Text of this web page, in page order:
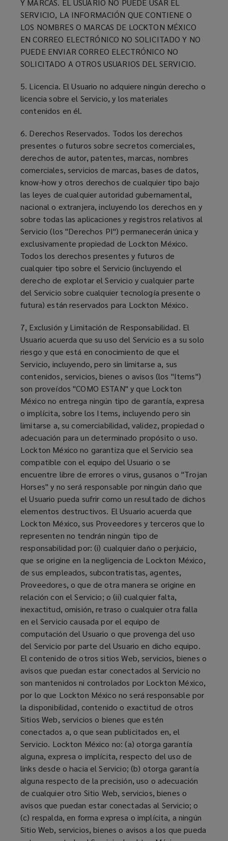
Y MARCAS. EL USUARIO NO PUEDE USAR EL
SERVICIO, LA INFORMACIÓN QUE CONTIENE O
LOS NOMBRES O MARCAS DE LOCKTON MÉXICO
EN CORREO ELECTRÓNICO NO SOLICITADO Y NO
PUEDE ENVIAR CORREO ELECTRÓNICO NO
SOLICITADO A OTROS USUARIOS DEL SERVICIO.
5. Licencia. El Usuario no adquiere ningún derecho o
licencia sobre el Servicio, y los materiales
contenidos en él.
6. Derechos Reservados. Todos los derechos
presentes o futuros sobre secretos comerciales,
derechos de autor, patentes, marcas, nombres
comerciales, servicios de marcas, bases de datos,
know-how y otros derechos de cualquier tipo bajo
las leyes de cualquier autoridad gubernamental,
nacional o extranjera, incluyendo los derechos en y
sobre todas las aplicaciones y registros relativos al
Servicio (los "Derechos PI") permanecerán única y
exclusivamente propiedad de Lockton México.
Todos los derechos presentes y futuros de
cualquier tipo sobre el Servicio (incluyendo el
derecho de explotar el Servicio y cualquier parte
del Servicio sobre cualquier tecnología presente o
futura) están reservados para Lockton México.
7, Exclusión y Limitación de Responsabilidad. El
Usuario acuerda que su uso del Servicio es a su solo
riesgo y que está en conocimiento de que el
Servicio, incluyendo, pero sin limitarse a, sus
contenidos, servicios, bienes o avisos (los "Items")
son proveídos "COMO ESTAN" y que Lockton
México no entrega ningún tipo de garantía, expresa
o implícita, sobre los Items, incluyendo pero sin
limitarse a, su comerciabilidad, validez, propiedad o
adecuación para un determinado propósito o uso.
Lockton México no garantiza que el Servicio sea
compatible con el equipo del Usuario o se
encuentre libre de errores o virus, gusanos o "Trojan
Horses" y no será responsable por ningún daño que
el Usuario pueda sufrir como un resultado de dichos
elementos destructivos. El Usuario acuerda que
Lockton México, sus Proveedores y terceros que lo
representen no tendrán ningún tipo de
responsabilidad por: (i) cualquier daño o perjuicio,
que se origine en la negligencia de Lockton México,
de sus empleados, subcontratistas, agentes,
Proveedores, o que de otra manera se origine en
relación con el Servicio; o (ii) cualquier falta,
inexactitud, omisión, retraso o cualquier otra falla
en el Servicio causada por el equipo de
computación del Usuario o que provenga del uso
del Servicio por parte del Usuario en dicho equipo.
El contenido de otros sitios Web, servicios, bienes o
avisos que puedan estar conectados al Servicio no
son mantenidos ni controlados por Lockton México,
por lo que Lockton México no será responsable por
la disponibilidad, contenido o exactitud de otros
Sitios Web, servicios o bienes que estén
conectados a, o que sean publicitados en, el
Servicio. Lockton México no: (a) otorga garantía
alguna, expresa o implícita, respecto del uso de
links desde o hacia el Servicio; (b) otorga garantía
alguna respecto de la precisión, uso o adecuación
de cualquier otro Sitio Web, servicios, bienes o
avisos que puedan estar conectadas al Servicio; o
(c) respalda, en forma expresa o implícita, a ningún
Sitio Web, servicios, bienes o avisos a los que pueda